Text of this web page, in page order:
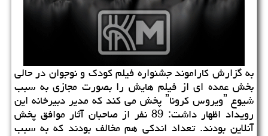
به گزارش كاراموند جشنواره فیلم كودك و نوجوان در حالی
بخش عمده ای از فیلم هایش را بصورت مجازی به سبب
شیوع ˮویروس كروناˮ پخش می كند كه مدیر دبیرخانه این
رویداد اظهار داشت: 89 نفر از صاحبان آثار موافق پخش
آنلاین بودند. تعداد اندكی هم مخالف بودند كه به سبب